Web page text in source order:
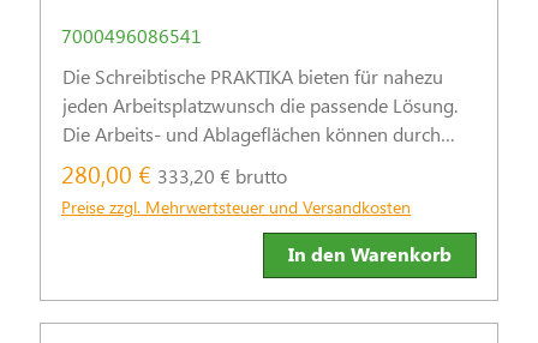
7000496086541
Die Schreibtische PRAKTIKA bieten für nahezu
jeden Arbeitsplatzwunsch die passende Lösung.
Die Arbeits- und Ablageflächen können durch
praktische Stand- und Rollcontainer sinnvoll
ergänzt werden.
280,00 € 333,20 € brutto
Preise zzgl. Mehrwertsteuer und Versandkosten
In den Warenkorb